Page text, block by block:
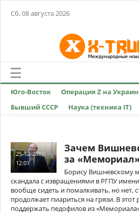
Сб, 08 августа 2026
Юго-Восток Операция Z на
Бывший СССР
Наука (техника IT)
25-12-2019,
12:01
Зачем
за
Борису Вишневскому
скандала с извращениями в РГПУ
вообще сидеть и помалкивать, но нет,
продолжает пиариться на грязи. В
поддержать педофилов из